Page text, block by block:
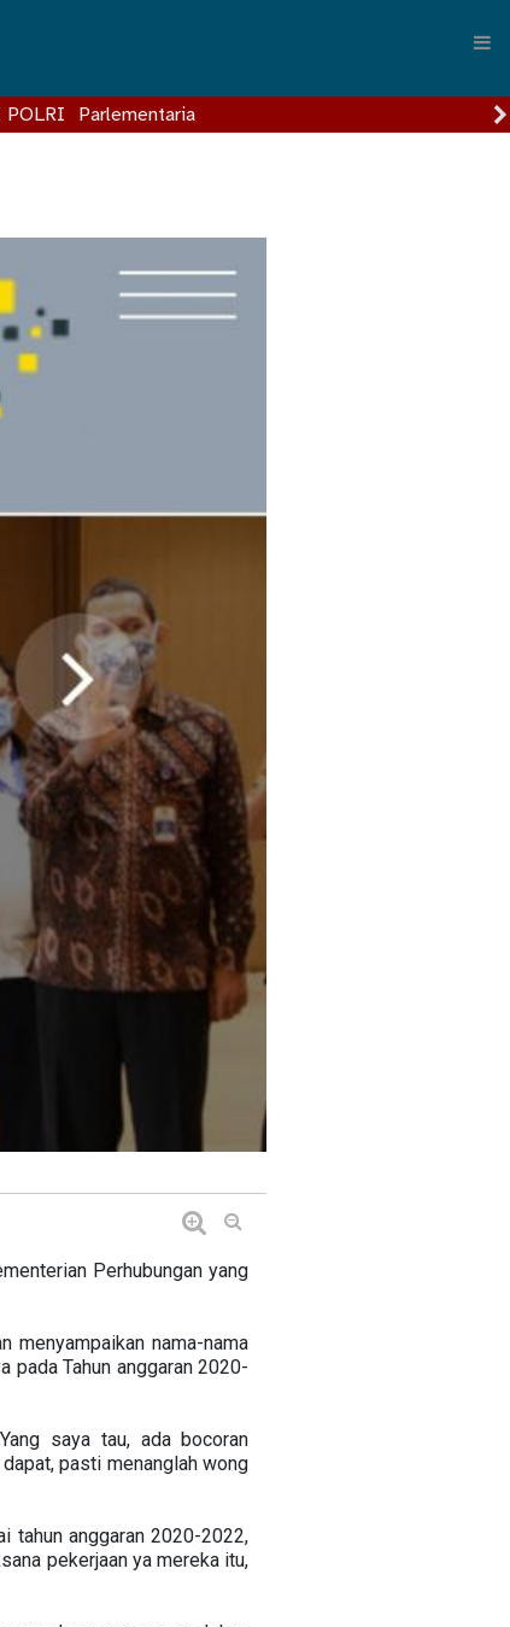
POLRI Parlementaria
Perhubungan yang
menyampaikan nama-nama
pada Tahun anggaran 2020-
saya tau, ada bocoran
pasti menanglah wong
tahun anggaran 2020-2022,
pekerjaan ya mereka itu,